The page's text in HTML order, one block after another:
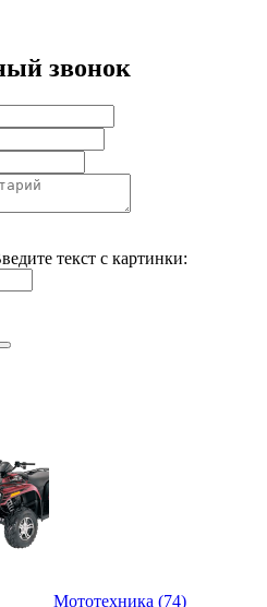
звонок
текст с картинки:
Мототехника (74)